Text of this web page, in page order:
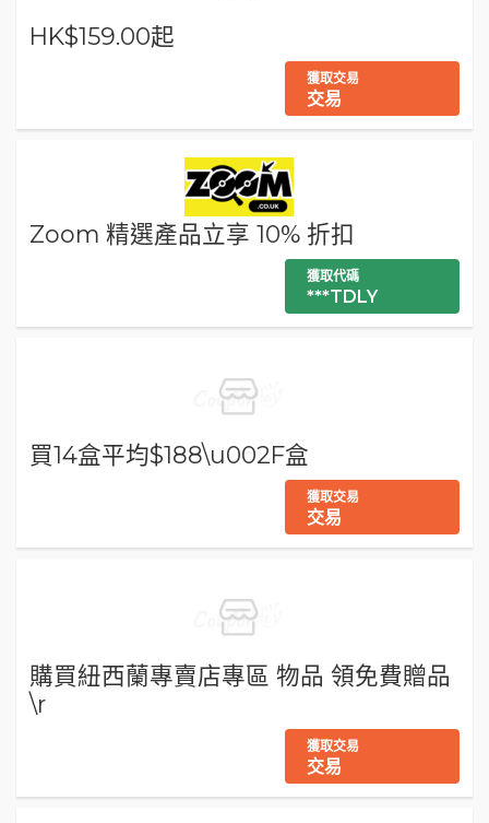
HK$159.00起
獲取交易
交易
Zoom 精選產品立享 10% 折扣
獲取代碼
***TDLY
買14盒平均$188\u002F盒
獲取交易
交易
購買紐西蘭專賣店專區 物品 領免費贈品
\r
獲取交易
交易